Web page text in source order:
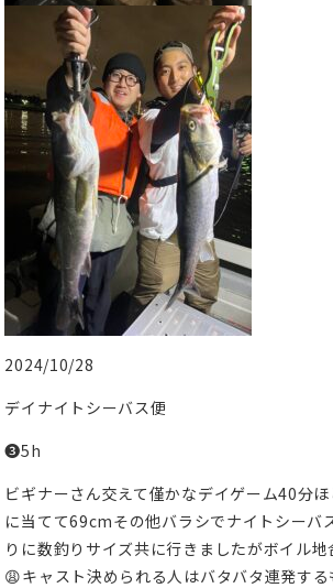
2024/10/28
デイナイトシーバス便
❸5h
ビギナーさん交えて僅かなデイゲーム40分
に当てて69cmその他バラシでナイトシーバ
りに数釣りサイズ共に行きましたがボイル
😩キャスト決められる人はバタバタ連発す